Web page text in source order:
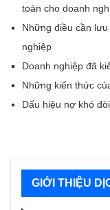
toàn cho doanh
Những điều cần
nghiệp
Doanh nghiệp đã
Những kiến thức
Dấu hiệu nợ khó đòi
GIỚI THIỆU